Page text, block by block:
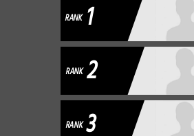
RANK 1
RANK 2
RANK 3